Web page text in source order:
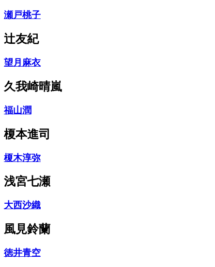
瀬戸桃子
辻友紀
望月麻衣
久我崎晴嵐
福山潤
榎本進司
榎木淳弥
浅宮七瀬
大西沙織
風見鈴蘭
徳井青空